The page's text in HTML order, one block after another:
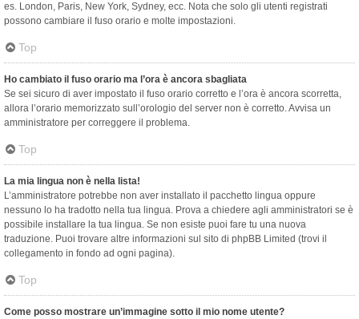
es. London, Paris, New York, Sydney, ecc. Nota che solo gli utenti registrati
possono cambiare il fuso orario e molte impostazioni.
Top
Ho cambiato il fuso orario ma l’ora è ancora sbagliata
Se sei sicuro di aver impostato il fuso orario corretto e l’ora è ancora scorretta,
allora l’orario memorizzato sull’orologio del server non è corretto. Avvisa un
amministratore per correggere il problema.
Top
La mia lingua non è nella lista!
L’amministratore potrebbe non aver installato il pacchetto lingua oppure
nessuno lo ha tradotto nella tua lingua. Prova a chiedere agli amministratori se è
possibile installare la tua lingua. Se non esiste puoi fare tu una nuova
traduzione. Puoi trovare altre informazioni sul sito di phpBB Limited (trovi il
collegamento in fondo ad ogni pagina).
Top
Come posso mostrare un’immagine sotto il mio nome utente?